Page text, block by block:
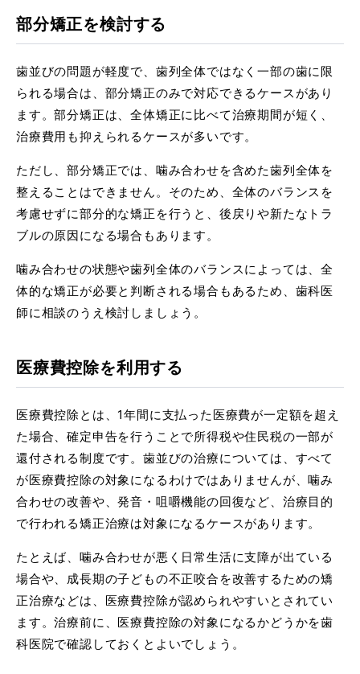
部分矯正を検討する
歯並びの問題が軽度で、歯列全体ではなく一部の歯に限
られる場合は、部分矯正のみで対応できるケースがあり
ます。部分矯正は、全体矯正に比べて治療期間が短く、
治療費用も抑えられるケースが多いです。
ただし、部分矯正では、噛み合わせを含めた歯列全体を
整えることはできません。そのため、全体のバランスを
考慮せずに部分的な矯正を行うと、後戻りや新たなトラ
ブルの原因になる場合もあります。
噛み合わせの状態や歯列全体のバランスによっては、全
体的な矯正が必要と判断される場合もあるため、歯科医
師に相談のうえ検討しましょう。
医療費控除を利用する
医療費控除とは、1年間に支払った医療費が一定額を超え
た場合、確定申告を行うことで所得税や住民税の一部が
還付される制度です。歯並びの治療については、すべて
が医療費控除の対象になるわけではありませんが、噛み
合わせの改善や、発音・咀嚼機能の回復など、治療目的
で行われる矯正治療は対象になるケースがあります。
たとえば、噛み合わせが悪く日常生活に支障が出ている
場合や、成長期の子どもの不正咬合を改善するための矯
正治療などは、医療費控除が認められやすいとされてい
ます。治療前に、医療費控除の対象になるかどうかを歯
科医院で確認しておくとよいでしょう。